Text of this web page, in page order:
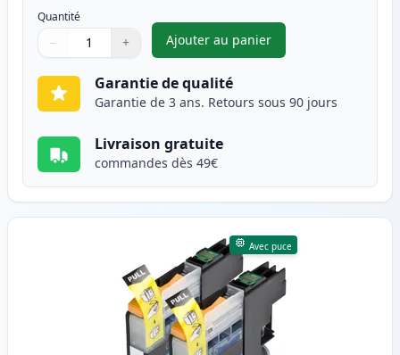
Quantité
Quantité
Utilisez les boutons pour ajuster
− +
Quantité
Ajouter au panier
,Pack de 2 Brother LC123
Garantie de qualité
Garantie de 3 ans. Retours sous 90 jours
Livraison gratuite
commandes dès 49€
Avec puce